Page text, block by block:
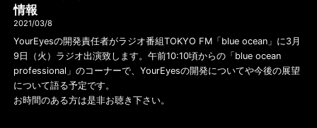
情報
2021/03/8
YourEyesの開発責任者がラジオ番組TOKYO FM「blue ocean」に3月
9日（火）ラジオ出演致します。午前10:10頃からの「blue ocean
professional」のコーナーで、YourEyesの開発についてや今後の展望
について語る予定です。
お時間のある方は是非お聴き下さい。